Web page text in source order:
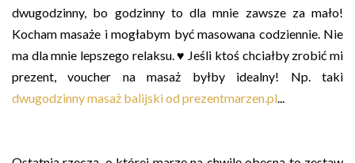
dwugodzinny, bo godzinny to dla mnie zawsze za mało!
Kocham masaże i mogłabym być masowana codziennie. Nie
ma dla mnie lepszego relaksu. ♥ Jeśli ktoś chciałby zrobić mi
prezent, voucher na masaż byłby idealny! Np. taki
dwugodzinny masaż balijski od prezentmarzen.pl...